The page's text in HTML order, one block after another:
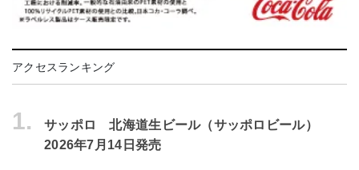
アクセスランキング
1.
サッポロ 北海道生ビール（サッポロビール）
2026年7月14日発売